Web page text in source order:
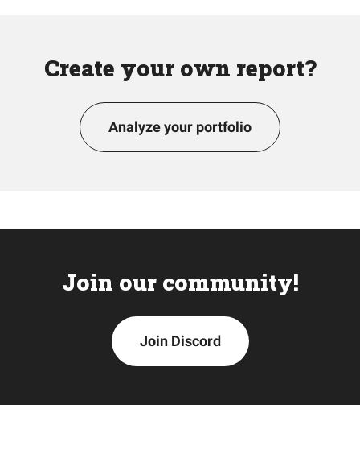
Create your own report?
Analyze your portfolio
Join our community!
Join Discord